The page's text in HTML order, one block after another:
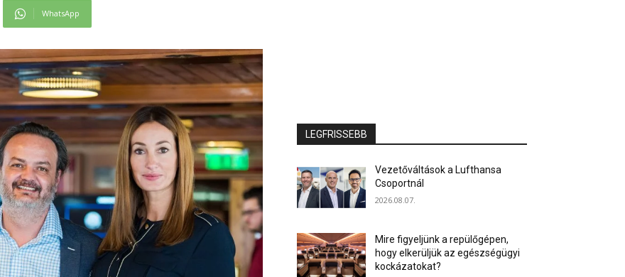
WhatsApp
LEGFRISSEBB
Vezetőváltások a Lufthansa
Csoportnál
2026.08.07.
Mire figyeljünk a repülőgépen,
hogy elkerüljük az egészségügyi
kockázatokat?